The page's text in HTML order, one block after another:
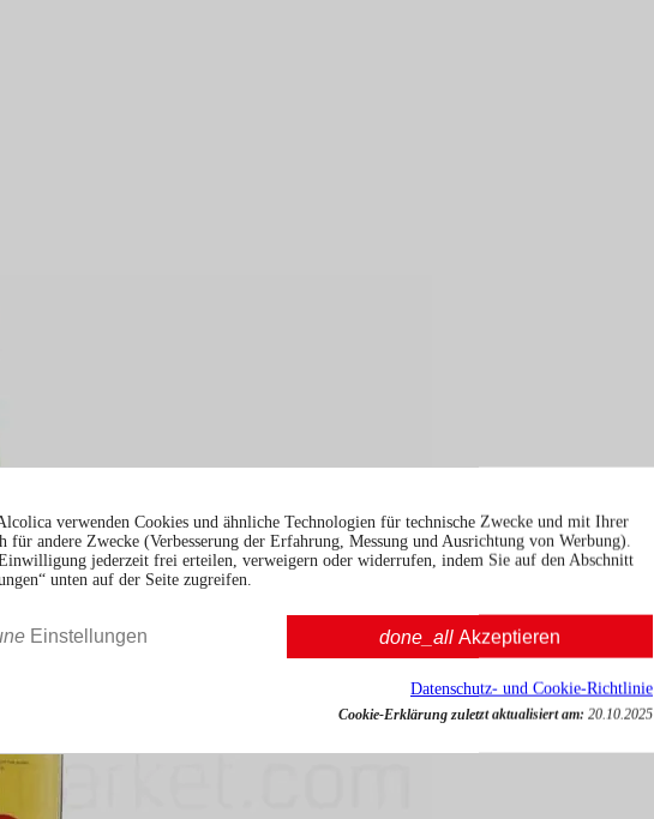
verwenden Cookies und ähnliche Technologien für technische Zwecke und mit Ihrer
für andere Zwecke (Verbesserung der Erfahrung, Messung und Ausrichtung von Werbung).
jederzeit frei erteilen, verweigern oder widerrufen, indem Sie auf den Abschnitt
unten auf der Seite zugreifen.
Einstellungen done_all Akzeptieren
Datenschutz- und Cookie-Richtlinie
Cookie-Erklärung zuletzt aktualisiert am: 20.10.2025